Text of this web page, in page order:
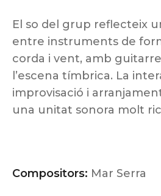
El so del grup reflecteix
entre instruments de
corda i vent, amb
l’escena tímbrica. La
improvisació i
una unitat sonora molt
Compositors: Mar Serra